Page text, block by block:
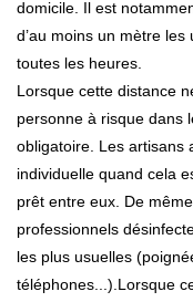
domicile. Il est
d’au moins un mètre
toutes les heures.
Lorsque cette distance
personne à risque dans
obligatoire. Les artisans
individuelle quand cela
prêt entre eux. De
professionnels
les plus usuelles
téléphones...).Lorsque